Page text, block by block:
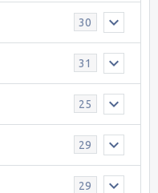
30
31
25
29
29